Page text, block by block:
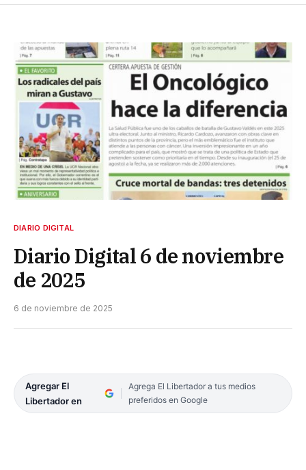
DIARIO DIGITAL
Diario Digital 6 de noviembre
de 2025
6 de noviembre de 2025
Agregar El
Libertador en
Agrega El Libertador a tus medios
preferidos en Google